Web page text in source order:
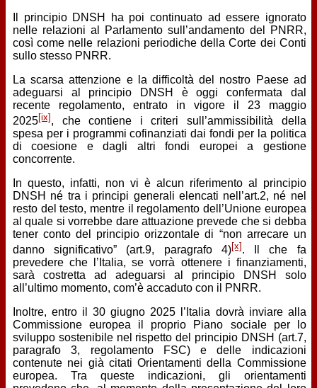
Il principio DNSH ha poi continuato ad essere ignorato
nelle relazioni al Parlamento sull’andamento del PNRR,
così come nelle relazioni periodiche della Corte dei Conti
sullo stesso PNRR.
La scarsa attenzione e la difficoltà del nostro Paese ad
adeguarsi al principio DNSH è oggi confermata dal
recente regolamento, entrato in vigore il 23 maggio
2025[ix], che contiene i criteri sull’ammissibilità della
spesa per i programmi cofinanziati dai fondi per la politica
di coesione e dagli altri fondi europei a gestione
concorrente.
In questo, infatti, non vi è alcun riferimento al principio
DNSH né tra i principi generali elencati nell’art.2, né nel
resto del testo, mentre il regolamento dell’Unione europea
al quale si vorrebbe dare attuazione prevede che si debba
tener conto del principio orizzontale di “non arrecare un
danno significativo” (art.9, paragrafo 4)[x] . Il che fa
prevedere che l’Italia, se vorrà ottenere i finanziamenti,
sarà costretta ad adeguarsi al principio DNSH solo
all’ultimo momento, com’è accaduto con il PNRR.
Inoltre, entro il 30 giugno 2025 l’Italia dovrà inviare alla
Commissione europea il proprio Piano sociale per lo
sviluppo sostenibile nel rispetto del principio DNSH (art.7,
paragrafo 3, regolamento FSC) e delle indicazioni
contenute nei già citati Orientamenti della Commissione
europea. Tra queste indicazioni, gli orientamenti